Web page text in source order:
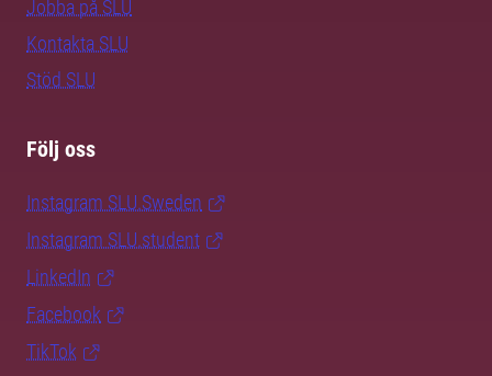
Jobba på SLU
Kontakta SLU
Stöd SLU
Följ oss
Instagram SLU.Sweden
Instagram SLU.student
LinkedIn
Facebook
TikTok